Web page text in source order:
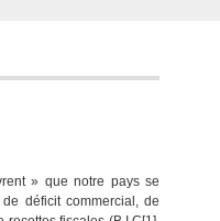
» que notre pays se
déficit commercial, de